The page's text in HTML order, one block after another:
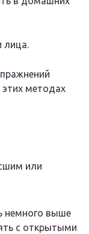
лица.
этих методах
или
немного выше
с открытыми